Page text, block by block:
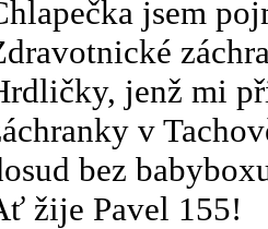
jsem
jenž mi
v
bez
žije Pavel 155!